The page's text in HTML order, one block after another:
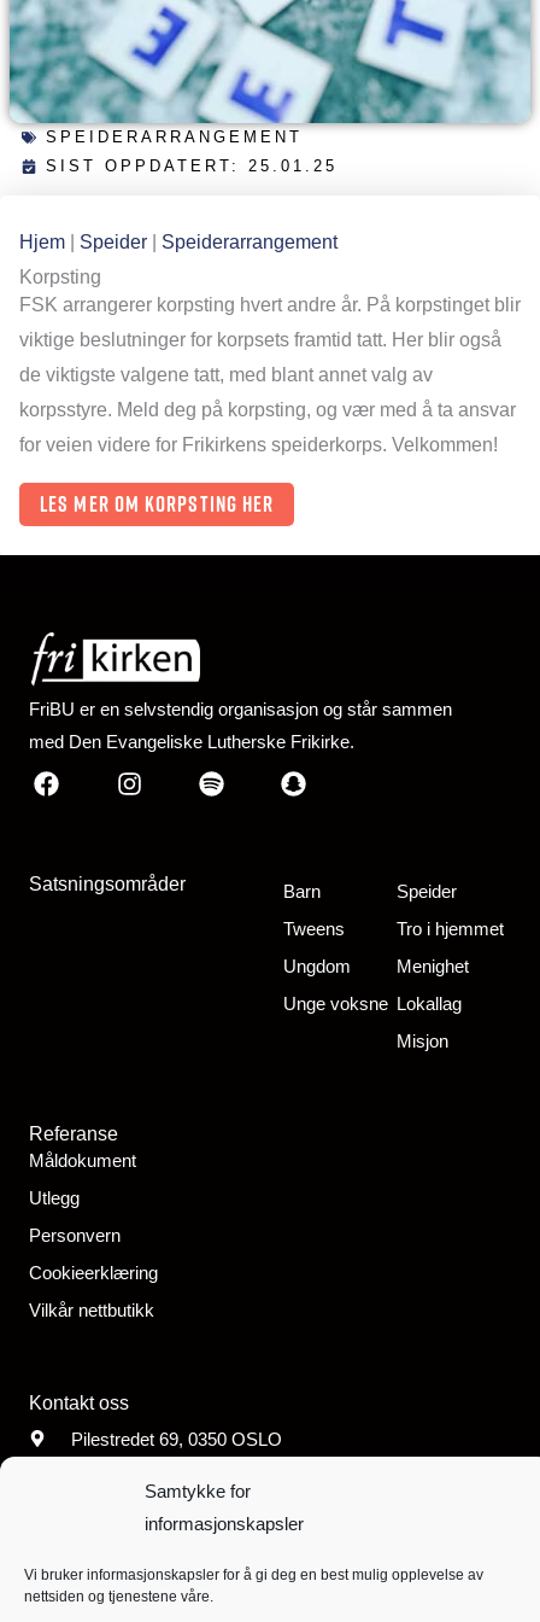
Samtykke for
informasjonskapsler
Vi bruker informasjonskapsler for å gi deg en best mulig opplevelse av
nettsiden og tjenestene våre.
SPEIDERARRANGEMENT
SIST OPPDATERT: 25.01.25
Hjem Speider
Speiderarrangement
Korpsting
FSK arrangerer korpsting hvert andre år. På korpstinget blir
viktige beslutninger for korpsets framtid tatt. Her blir også
de viktigste valgene tatt, med blant annet valg av
korpsstyre. Meld deg på korpsting, og vær med å ta ansvar
for veien videre for Frikirkens speiderkorps. Velkommen!
Les mer om Korpsting her
FriBU er en selvstendig organisasjon og står sammen
med Den Evangeliske Lutherske Frikirke.
FacebookInstagramSpotifySnapchat
Satsningsområder
Barn
Tweens
Ungdom
Unge voksne
Speider
Tro i hjemmet
Menighet
Lokallag
Misjon
Referanse
Måldokument
Utlegg
Personvern
Cookieerklæring
Vilkår nettbutikk
Kontakt oss
Pilestredet 69, 0350 OSLO
post@fribu.no
Org. nr. 960 474074
Konto: 8220.02.86118